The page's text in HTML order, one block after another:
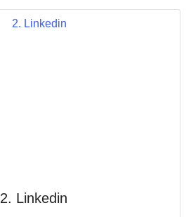
2. Linkedin